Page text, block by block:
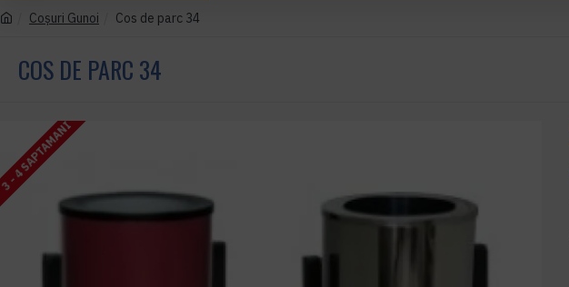
Coşuri Gunoi Cos de parc 34
COS DE PARC 34
SAPTAMANI